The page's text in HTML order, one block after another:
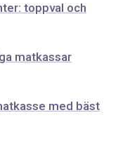
toppval och
matkassar
med bäst